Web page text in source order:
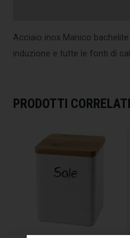
Acciaio inox Manico
induzione e tutte le fonti di
PRODOTTI CORRELATI